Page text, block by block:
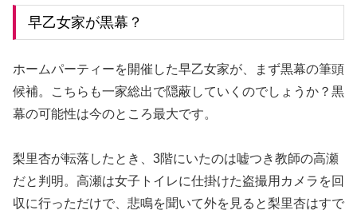
早乙女家が黒幕？
ホームパーティーを開催した早乙女家が、まず黒幕の筆頭
候補。こちらも一家総出で隠蔽していくのでしょうか？黒
幕の可能性は今のところ最大です。
梨里杏が転落したとき、3階にいたのは嘘つき教師の高瀬
だと判明。高瀬は女子トイレに仕掛けた盗撮用カメラを回
収に行っただけで、悲鳴を聞いて外を見ると梨里杏はすで